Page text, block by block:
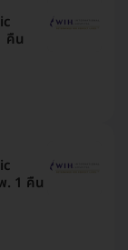
คืน
. 1 คืน